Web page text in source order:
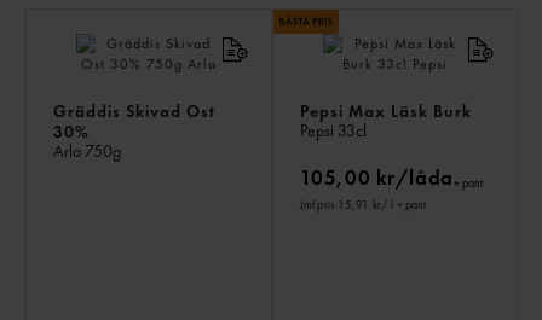
Gräddis Skivad Ost
30%
Arla 750g
Pepsi Max Läsk Burk
Pepsi 33cl
105,00 kr/låda+ pant
Jmf.pris 15,91 kr/ l + pant